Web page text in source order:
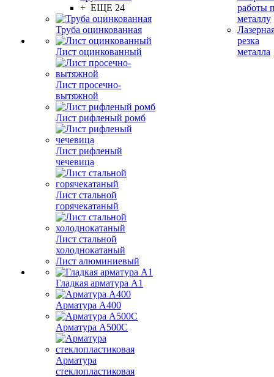
+ ЕЩЕ 24
Труба оцинкованная
Лист оцинкованный
Лист просечно-
вытяжной
Лист рифленый ромб
Лист рифленый
чечевица
Лист стальной
горячекатаный
Лист стальной
холоднокатаный
Лист алюминиевый
Гладкая арматура А1
Арматура А400
Арматура A500C
Арматура
стеклопластиковая
работы
металлу
резка
металла